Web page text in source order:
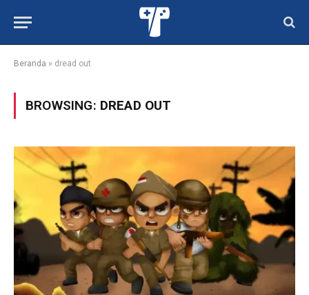
Beranda » dread out
BROWSING: DREAD OUT